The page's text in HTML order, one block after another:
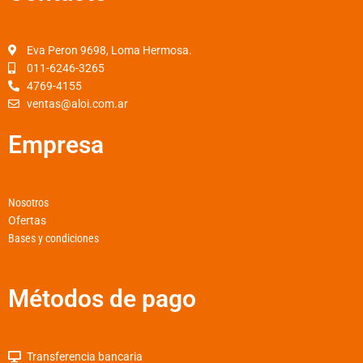
o
r
Eva Peron 9698, Loma Hermosa.
011-6246-3265
4769-4155
ventas@aloi.com.ar
Empresa
Nosotros
Ofertas
Bases y condiciones
Métodos de pago
Transferencia bancaria